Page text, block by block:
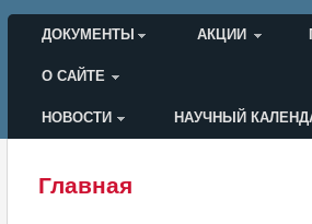
Главное меню
ДОКУМЕНТЫ АКЦИИ
О САЙТЕ
Меню пользователя
НОВОСТИ НАУЧНЫЙ
Вы здесь
Главная